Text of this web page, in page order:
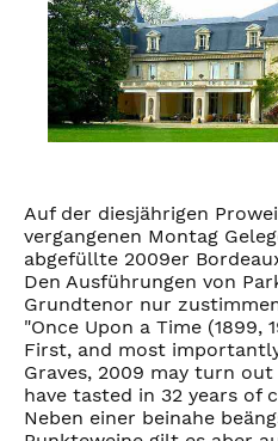
Auf der diesjährigen
vergangenen Montag
abgefüllte 2009er
Den Ausführungen von
Grundtenor nur
"Once Upon a Time (1899,
First, and most
Graves, 2009 may turn
have tasted in 32 years of
Neben einer beinahe